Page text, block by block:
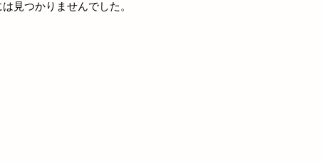
見つかりませんでした。